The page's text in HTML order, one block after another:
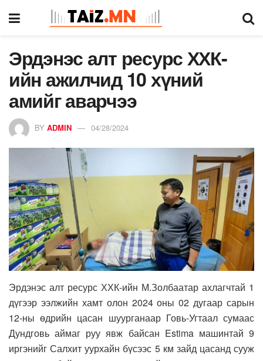
Эрдэнэс алт ресурс ХХК-
ийн ажилчид 10 хүний
амийг аварчээ
BY ADMIN 04/28/2024
Эрдэнэс алт ресурс ХХК-ийн М.Золбаатар ахлагчтай 1
дүгээр ээлжийн хамт олон 2024 оны 02 дугаар сарын
12-ны өдрийн цасан шуурганаар Говь-Угтаал сумаас
Дундговь аймаг руу явж байсан Estima машинтай 9
иргэнийг Салхит уурхайн бүсээс 5 км зайд цасанд сууж